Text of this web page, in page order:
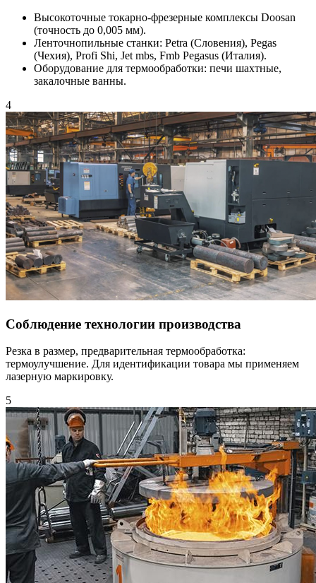
Высокоточные токарно-фрезерные комплексы Doosan
(точность до 0,005 мм).
Ленточнопильные станки: Petra (Словения), Pegas
(Чехия), Profi Shi, Jet mbs, Fmb Pegasus (Италия).
Оборудование для термообработки: печи шахтные,
закалочные ванны.
4
Соблюдение технологии производства
Резка в размер, предварительная термообработка:
термоулучшение. Для идентификации товара мы применяем
лазерную маркировку.
5